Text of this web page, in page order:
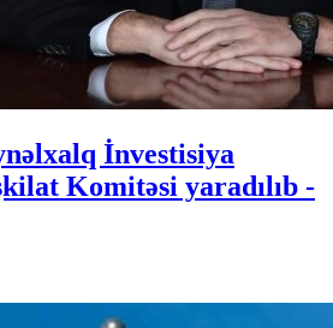
İnvestisiya
Komitəsi yaradılıb -